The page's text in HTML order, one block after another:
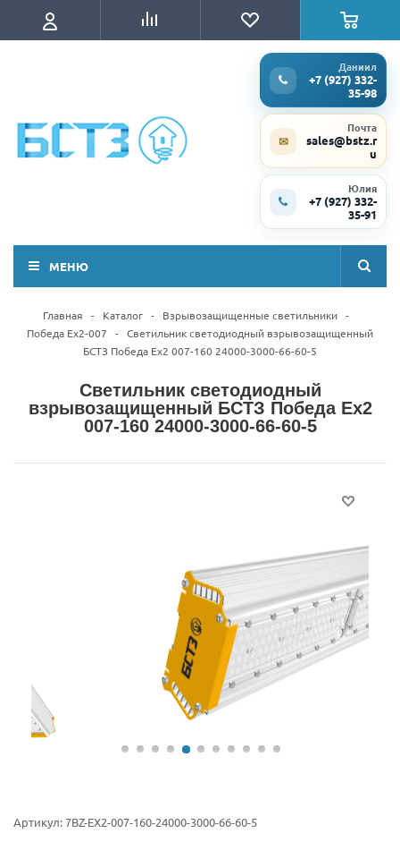
Даниил
+7 (927) 332-
35-98
✉
Почта
sales@bstz.r
u
Юлия
+7 (927) 332-
35-91
МЕНЮ
Главная - Каталог - Взрывозащищенные светильники -
Победа Ex2-007
- Светильник светодиодный взрывозащищенный
БСТЗ Победа Ex2 007-160 24000-3000-66-60-5
Светильник светодиодный
взрывозащищенный БСТЗ Победа Ex2
007-160 24000-3000-66-60-5
Артикул:7BZ-EX2-007-160-24000-3000-66-60-5